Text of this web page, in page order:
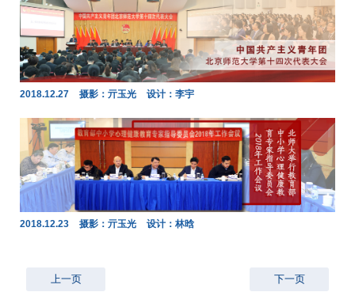
2018.12.27 摄影：亓玉光 设计：李宇
2018.12.23 摄影：亓玉光 设计：林晗
上一页 下一页